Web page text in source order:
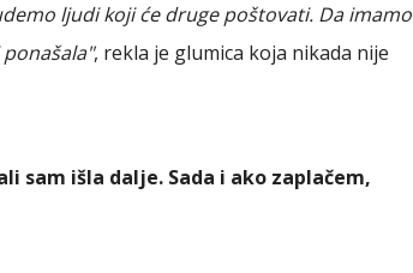
ljudi koji će druge poštovati. Da imamo
, rekla je glumica koja nikada nije
sam išla dalje. Sada i ako zaplačem,